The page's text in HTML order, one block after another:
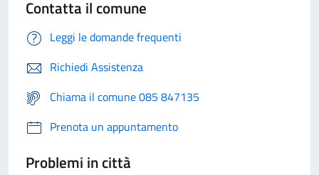
Contatta il comune
Leggi le domande frequenti
Richiedi Assistenza
Chiama il comune 085 847135
Prenota un appuntamento
Problemi in città